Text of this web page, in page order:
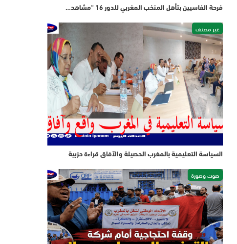
فرحة الفاسيين بتأهل المنخب المغربي للدور 16 “مشاهد…
غير مصنف
السياسة التعليمية بالمغرب الحصيلة والآفاق قراءة حزبية
صوت وصورة